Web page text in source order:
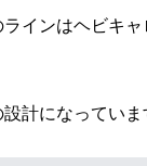
インはヘビキ
計になっていま